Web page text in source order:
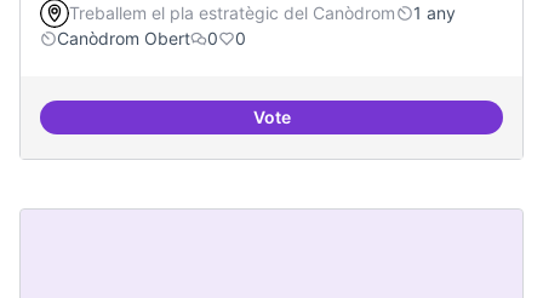
Treballem el pla estratègic del Canòdrom
1 any
Canòdrom Obert
0 0
VoteBar obert, que sigui punt de